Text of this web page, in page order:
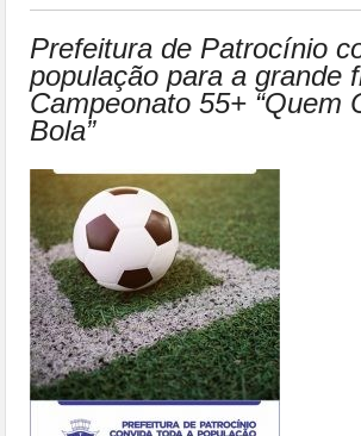
Prefeitura de Patrocínio
população para a grande
Campeonato 55+ “Quem
Bola”